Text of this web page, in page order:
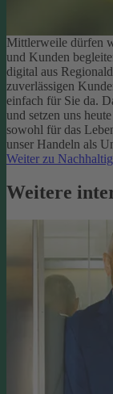
Mittlerweile dürfen
und Kunden
digital aus
zuverlässigen
einfach für Sie da.
und setzen uns
sowohl für das
unser Handeln als
Weiter zu
Weitere